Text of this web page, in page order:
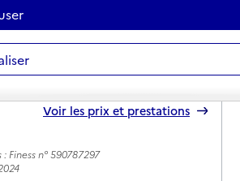
Voir les prix et prestations
Finess n° 590787297